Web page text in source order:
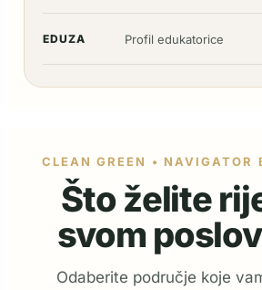
EDUZA Profil edukatorice
CLEAN GREEN • NAVIGATOR
Što želite
svom
Odaberite područje koje